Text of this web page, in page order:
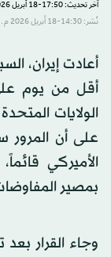
آخر تحديث: 17:50-18 أبريل 2026 م ـ 02 ذو القِعدة 1447 هـ
نُشر: 14:30-18 أبريل 2026 م ـ 02 ذو القِعدة 1447 هـ
أعادت إيران،
أقل من يوم
الولايات
على أن
الأميركي
بمصير
وجاء القرار